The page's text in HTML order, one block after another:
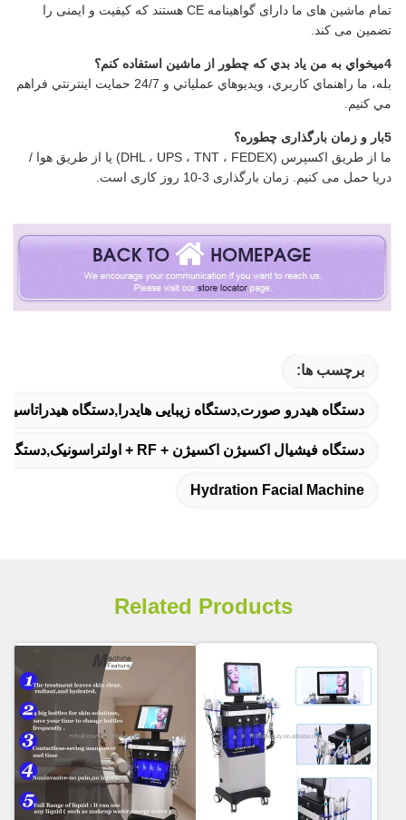
تمام ماشین های ما دارای گواهینامه CE هستند که کیفیت و ایمنی را
تضمین می کند.
4ميخواي به من ياد بدي که چطور از ماشين استفاده کنم؟
بله، ما راهنماي کاربري، ويديوهاي عملياتي و 24/7 حمايت اينترنتي فراهم
مي کنيم.
5بار و زمان بارگذاری چطوره؟
ما از طریق اکسپرس (DHL ، UPS ، TNT ، FEDEX) یا از طریق هوا /
دریا حمل می کنیم. زمان بارگذاری 3-10 روز کاری است.
برچسب ها:
دستگاه هیدرو صورت,دستگاه زیبایی هایدرا,دستگاه
دستگاه فیشیال اکسیژن اکسیژن + RF + اولتراسونیک,دستگاه هیدروفیشیال با 2 سال گارانتی,خدمات آنلاین 24 ساعته دستگاه فیشیال 3 در 1
Hydration Facial Machine
Related Products